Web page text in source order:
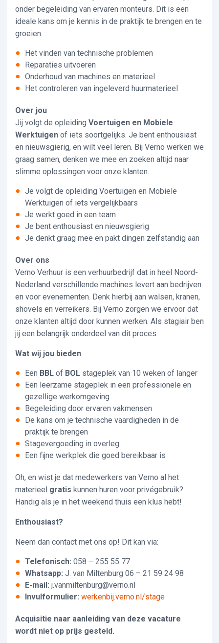
onder begeleiding van ervaren monteurs. Dit is een
ideale kans om je kennis in de praktijk te brengen en te
groeien.
Het vinden van technische problemen
Reparaties uitvoeren
Onderhoud van machines en materieel
Het controleren van ingeleverd huurmaterieel
Over jou
Jij volgt de opleiding Voertuigen en Mobiele
Werktuigen of iets soortgelijks. Je bent enthousiast
en nieuwsgierig, en wilt veel leren. Bij Verno werken we
graag samen, denken we mee en zoeken altijd naar
slimme oplossingen voor onze klanten.
Je volgt de opleiding Voertuigen en Mobiele
Werktuigen of iets vergelijkbaars
Je werkt goed in een team
Je bent enthousiast en nieuwsgierig
Je denkt graag mee en pakt dingen zelfstandig aan
Over ons
Verno Verhuur is een verhuurbedrijf dat in heel Noord-
Nederland verschillende machines levert aan bedrijven
en voor evenementen. Denk hierbij aan walsen, kranen,
shovels en verreikers. Bij Verno zorgen we ervoor dat
onze klanten altijd door kunnen werken. Als stagiair ben
jij een belangrijk onderdeel van dit proces.
Wat wij jou bieden
Een BBL of BOL stageplek van 10 weken of langer
Een leerzame stageplek in een professionele en
gezellige werkomgeving
Begeleiding door ervaren vakmensen
De kans om je technische vaardigheden in de
praktijk te brengen
Stagevergoeding in overleg
Een fijne werkplek die goed bereikbaar is
Oh, en wist je dat medewerkers van Verno al het
materieel gratis kunnen huren voor privégebruik?
Handig als je in het weekend thuis een klus hebt!
Enthousiast?
Neem dan contact met ons op! Dit kan via:
Telefonisch: 058 – 255 55 77
Whatsapp: J. van Miltenburg 06 – 21 59 24 98
E-mail: j.vanmiltenburg@verno.nl
Invulformulier: werkenbij.verno.nl/stage
Acquisitie naar aanleiding van deze vacature
wordt niet op prijs gesteld.